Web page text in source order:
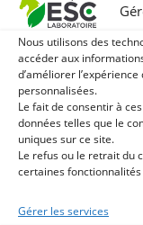
Nous utilisons des
accéder aux
d’améliorer
personnalisées.
Le fait de consentir à
données telles que le
uniques sur ce site.
Le refus ou le retrait du
certaines
Gérer les services
Ajouter au
panier
CURCUMA –